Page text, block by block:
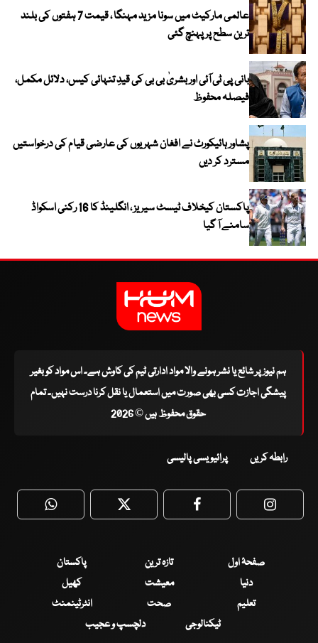
عالمی مارکیٹ میں سونا مزید مہنگا ، قیمت 7 ہفتوں کی بلند
ترین سطح پر پہنچ گئی
بانی پی ٹی آئی اور بشریٰ بی بی کی قیدِ تنہائی کیس، دلائل مکمل،
فیصلہ محفوظ
پشاور ہائیکورٹ نے افغان شہریوں کی عارضی قیام کی درخواستیں
مسترد کر دیں
پاکستان کیخلاف ٹیسٹ سیریز ، انگلینڈ کا 16 رکنی اسکواڈ
سامنے آ گیا
ہم نیوز پر شائع یا نشر ہونے والا مواد ادارتی ٹیم کی کاوش ہے۔ اس مواد کو بغیر
پیشگی اجازت کسی بھی صورت میں استعمال یا نقل کرنا درست نہیں۔ تمام
حقوق محفوظ ہیں © 2026
رابطہ کریں پرائیویسی پالیسی
WhatsApp Twitter Facebook
صفحۂ اول تازہ ترین
پاکستان
دنیا
معیشت
کھیل
تعلیم
صحت
انٹرٹینمنٹ
ٹیکنالوجی
دلچسپ و عجیب